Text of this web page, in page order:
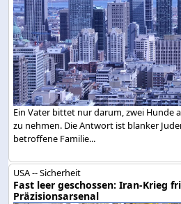
Ein Vater bittet nur darum, zwei Hunde
zu nehmen. Die Antwort ist blanker
betroffene Familie...
USA -- Sicherheit
Fast leer geschossen: Iran-Krieg
Präzisionsarsenal